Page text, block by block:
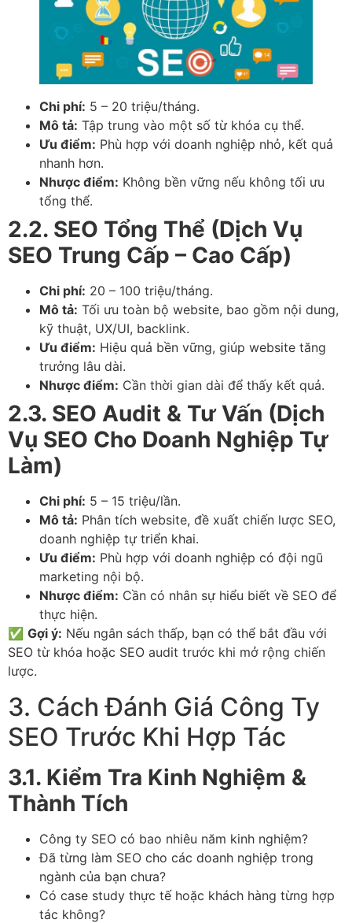
Chi phí: 5 – 20 triệu/tháng.
Mô tả: Tập trung vào một số từ khóa cụ thể.
Ưu điểm: Phù hợp với doanh nghiệp nhỏ, kết quả
nhanh hơn.
Nhược điểm: Không bền vững nếu không tối ưu
tổng thể.
2.2. SEO Tổng Thể (Dịch Vụ
SEO Trung Cấp – Cao Cấp)
Chi phí: 20 – 100 triệu/tháng.
Mô tả: Tối ưu toàn bộ website, bao gồm nội dung,
kỹ thuật, UX/UI, backlink.
Ưu điểm: Hiệu quả bền vững, giúp website tăng
trưởng lâu dài.
Nhược điểm: Cần thời gian dài để thấy kết quả.
2.3. SEO Audit & Tư Vấn (Dịch
Vụ SEO Cho Doanh Nghiệp Tự
Làm)
Chi phí: 5 – 15 triệu/lần.
Mô tả: Phân tích website, đề xuất chiến lược SEO,
doanh nghiệp tự triển khai.
Ưu điểm: Phù hợp với doanh nghiệp có đội ngũ
marketing nội bộ.
Nhược điểm: Cần có nhân sự hiểu biết về SEO để
thực hiện.
✅ Gợi ý: Nếu ngân sách thấp, bạn có thể bắt đầu với
SEO từ khóa hoặc SEO audit trước khi mở rộng chiến
lược.
3. Cách Đánh Giá Công Ty
SEO Trước Khi Hợp Tác
3.1. Kiểm Tra Kinh Nghiệm &
Thành Tích
Công ty SEO có bao nhiêu năm kinh nghiệm?
Đã từng làm SEO cho các doanh nghiệp trong
ngành của bạn chưa?
Có case study thực tế hoặc khách hàng từng hợp
tác không?